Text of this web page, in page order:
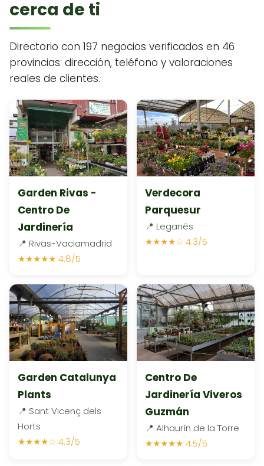
cerca de ti
Directorio con 197 negocios verificados en 46
provincias: dirección, teléfono y valoraciones
reales de clientes.
Garden Rivas -
Centro De
Jardinería
📍 Rivas-Vaciamadrid
★★★★★ 4.8/5
Verdecora
Parquesur
📍 Leganés
★★★★☆ 4.3/5
Garden Catalunya
Plants
📍 Sant Vicenç dels
Horts
★★★★☆ 4.3/5
Centro De
Jardinería Viveros
Guzmán
📍 Alhaurín de la Torre
★★★★★ 4.5/5